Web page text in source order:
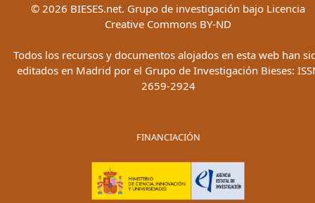
© 2026 BIESES.net. Grupo de investigación bajo Licencia
Creative Commons BY-ND
Todos los recursos y documentos alojados en esta web han
editados en Madrid por el Grupo de Investigación Bieses:
2659-2924
FINANCIACIÓN